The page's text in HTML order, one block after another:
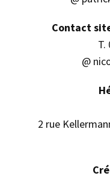
Contact
T.
@
2 rue